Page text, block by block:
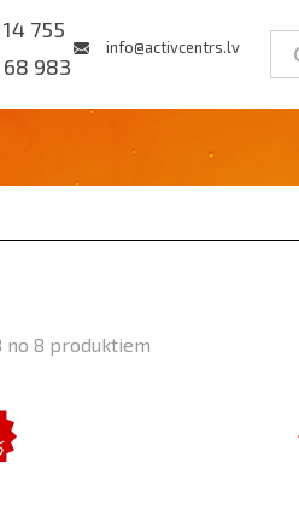
755
info@activcentrs.lv
68 983
no 8 produktiem